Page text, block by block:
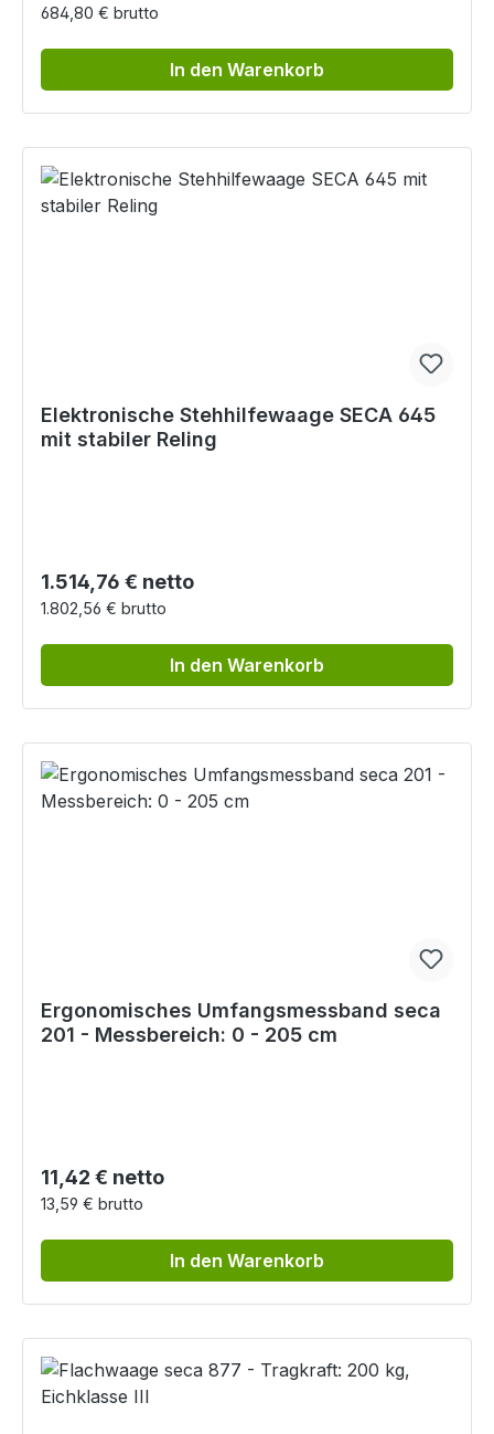
684,80 € brutto
In den Warenkorb
Elektronische Stehhilfewaage SECA 645
mit stabiler Reling
Regulärer Preis:
1.514,76 € netto
1.802,56 € brutto
In den Warenkorb
Ergonomisches Umfangsmessband seca
201 - Messbereich: 0 - 205 cm
Regulärer Preis:
11,42 € netto
13,59 € brutto
In den Warenkorb